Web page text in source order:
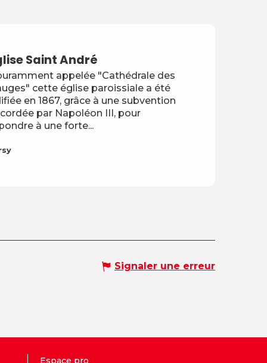
Saint André
appelée "Cathédrale des
cette église paroissiale a été
en 1867, grâce à une subvention
par Napoléon III, pour
à une forte...
Signaler une erreur
Espace pro